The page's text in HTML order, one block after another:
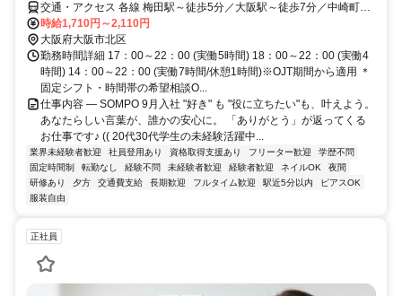
交通・アクセス 各線 梅田駅～徒歩5分／大阪駅～徒歩7分／中崎町駅
～徒歩3分
時給1,710円～2,110円
大阪府大阪市北区
勤務時間詳細 17：00～22：00 (実働5時間) 18：00～22：00 (実働4
時間) 14：00～22：00 (実働7時間/休憩1時間)※OJT期間から適用 ＊
固定シフト・時間帯の希望相談O...
仕事内容 ― SOMPO 9月入社 "好き" も "役に立ちたい"も、叶えよう。
あなたらしい言葉が、誰かの安心に。 「ありがとう」が返ってくる
お仕事です♪ (( 20代30代学生の未経験活躍中...
業界未経験者歓迎 社員登用あり 資格取得支援あり フリーター歓迎
学歴不問
固定時間制
転勤なし 経験不問 未経験者歓迎 経験者歓迎 ネイルOK
夜間
研修あり
夕方 交通費支給 長期歓迎 フルタイム歓迎 駅近5分以内
ピアスOK
服装自由
正社員